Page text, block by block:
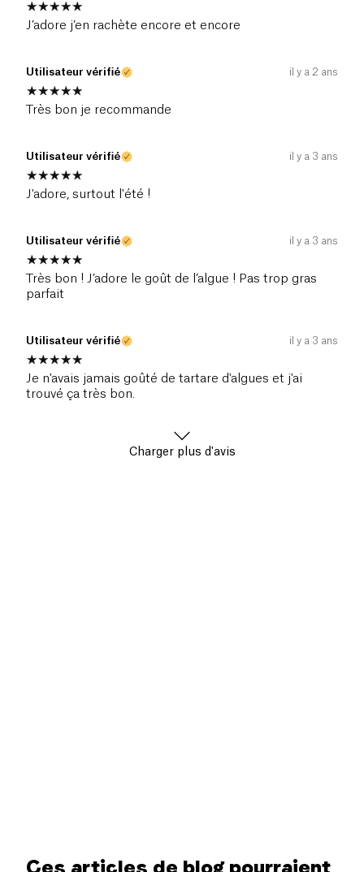
J’adore j’en rachète encore et encore
Utilisateur vérifié il y a 2 ans
Très bon je recommande
Utilisateur vérifié il y a 3 ans
J'adore, surtout l'été !
Utilisateur vérifié il y a 3 ans
Très bon ! J’adore le goût de l’algue ! Pas trop gras
parfait
Utilisateur vérifié il y a 3 ans
Je n'avais jamais goûté de tartare d'algues et j'ai
trouvé ça très bon.
Charger plus d'avis